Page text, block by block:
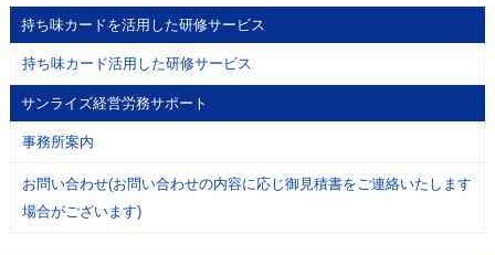
持ち味カードを活用した研修サービス
持ち味カード活用した研修サービス
サンライズ経営労務サポート
事務所案内
お問い合わせ(お問い合わせの内容に応じ御見積書をご連絡いたします
場合がございます)